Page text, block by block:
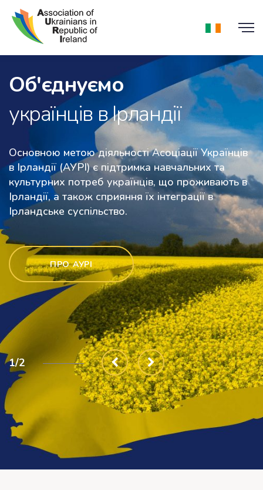
Об'єднуємо
українців в Ірландії
Основною метою діяльності Асоціації Українців
в Ірландії (АУРІ) є підтримка навчальних та
культурних потреб українців, що проживають в
Ірландії, а також сприяння їх інтеграції в
Ірландське суспільство.
ПРО АУРІ
Medical Help Ukraine
1/2